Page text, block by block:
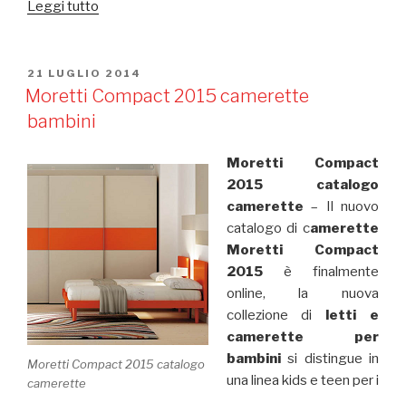
Leggi tutto
2015
per
PUBBLICATO
IL
21 LUGLIO 2014
Moretti Compact 2015 camerette
bambini
Moretti Compact 2015 catalogo
camerette
Moretti Compact
2015 catalogo
camerette – Il nuovo
catalogo di camerette
Moretti Compact
2015è finalmente
online, la nuova
collezione di letti e
camerette per
bambinisi distingue in
una linea kids e teen per i